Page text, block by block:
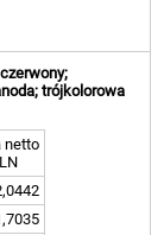
trójkolorowa
netto